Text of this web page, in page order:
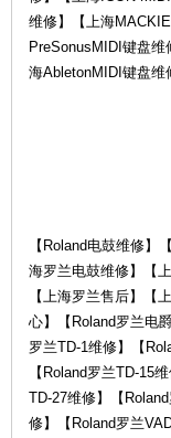
维修】【上海
PreSonusMIDI键盘
海AbletonMIDI键盘维
【Roland电鼓维修
海罗兰电鼓维修】【
【上海罗兰售后】【
心】【Roland罗兰电
罗兰TD-1维修】【
【Roland罗兰TD-15
TD-27维修】【
修】【Roland罗兰